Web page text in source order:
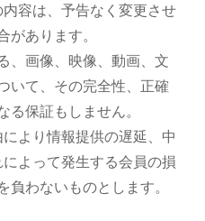
容は、予告なく変更させ
があります。
、画像、映像、動画、文
いて、その完全性、正確
る保証もしません。
より情報提供の遅延、中
よって発生する会員の損
負わないものとします。